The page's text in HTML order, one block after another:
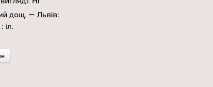
дощ. — Львів:
іл.